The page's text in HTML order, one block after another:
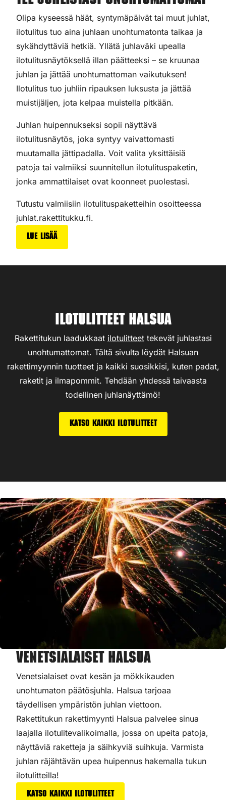
Olipa kyseessä häät, syntymäpäivät tai muut juhlat,
ilotulitus tuo aina juhlaan unohtumatonta taikaa ja
sykähdyttäviä hetkiä. Yllätä juhlaväki upealla
ilotulitusnäytöksellä illan päätteeksi – se kruunaa
juhlan ja jättää unohtumattoman vaikutuksen!
Ilotulitus tuo juhliin ripauksen luksusta ja jättää
muistijäljen, jota kelpaa muistella pitkään.
Juhlan huipennukseksi sopii näyttävä
ilotulitusnäytös, joka syntyy vaivattomasti
muutamalla jättipadalla. Voit valita yksittäisiä
patoja tai valmiiksi suunnitellun ilotulituspaketin,
jonka ammattilaiset ovat koonneet puolestasi.
Tutustu valmiisiin ilotulituspaketteihin osoitteessa
juhlat.rakettitukku.fi.
Lue lisää
Ilotulitteet Halsua
Rakettitukun laadukkaat ilotulitteettekevät juhlastasi
unohtumattomat. Tältä sivulta löydät Halsuan
rakettimyynnin tuotteet ja kaikki suosikkisi, kuten padat,
raketit ja ilmapommit. Tehdään yhdessä taivaasta
todellinen juhlanäyttämö!
Katso kaikki ilotulitteet
Venetsialaiset Halsua
Venetsialaiset ovat kesän ja mökkikauden
unohtumaton päätösjuhla. Halsua tarjoaa
täydellisen ympäristön juhlan viettoon.
Rakettitukun rakettimyynti Halsua palvelee sinua
laajalla ilotulitevalikoimalla, jossa on upeita patoja,
näyttäviä raketteja ja säihkyviä suihkuja. Varmista
juhlan räjähtävän upea huipennus hakemalla tukun
ilotulitteilla!
Katso kaikki ilotulitteet